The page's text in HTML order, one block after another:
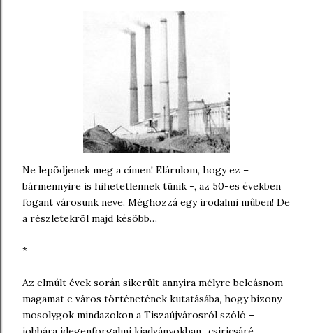
Ne lepõdjenek meg a címen! Elárulom, hogy ez –
bármennyire is hihetetlennek tûnik -, az 50-es években
fogant városunk neve. Méghozzá egy irodalmi mûben! De
a részletekrõl majd késõbb…
*
Az elmúlt évek során sikerült annyira mélyre beleásnom
magamat e város történetének kutatásába, hogy bizony
mosolygok mindazokon a Tiszaújvárosról szóló –